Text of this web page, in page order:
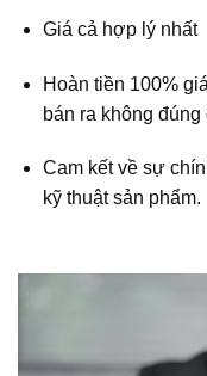
Giá cả hợp lý nhất
Hoàn tiền 100%
bán ra không
Cam kết về sự
kỹ thuật sản phẩm.